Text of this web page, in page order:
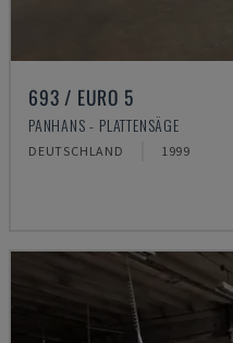
693 / EURO 5
PANHANS - PLATTENSÄGE
DEUTSCHLAND 1999